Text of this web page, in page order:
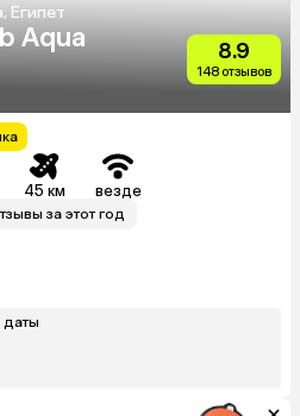
Египет
Aqua
8.9
148 отзывов
45 км везде
за этот год
даты